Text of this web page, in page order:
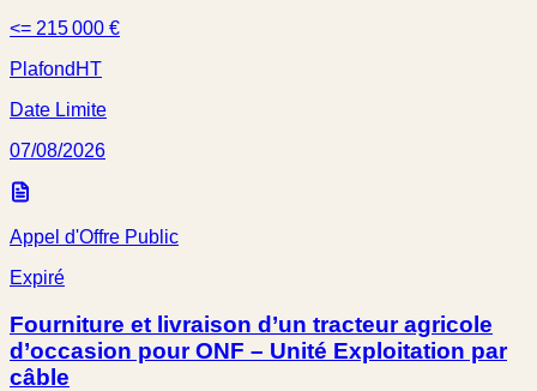
<= 215 000 €
Plafond HT
Date Limite
07/08/2026
Appel d'Offre Public
Expiré
Fourniture et livraison d’un tracteur agricole
d’occasion pour ONF – Unité Exploitation par
câble